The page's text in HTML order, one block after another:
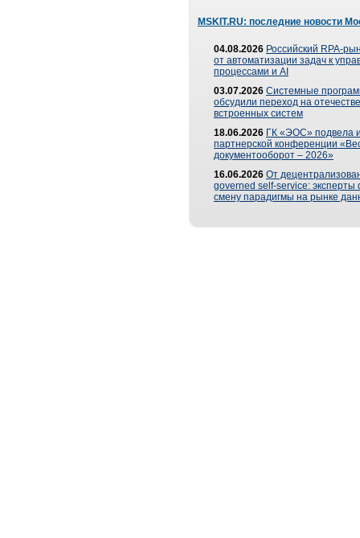
MSKIT.RU: последние новости
04.08.2026 Российский RPA-
от автоматизации задач к
процессами и AI
03.07.2026 Системные
обсудили переход на
встроенных систем
18.06.2026 ГК «ЭОС» подвела
партнерской конференции
документооборот – 2026»
16.06.2026 От
governed self-service: эксперты
смену парадигмы на рынке